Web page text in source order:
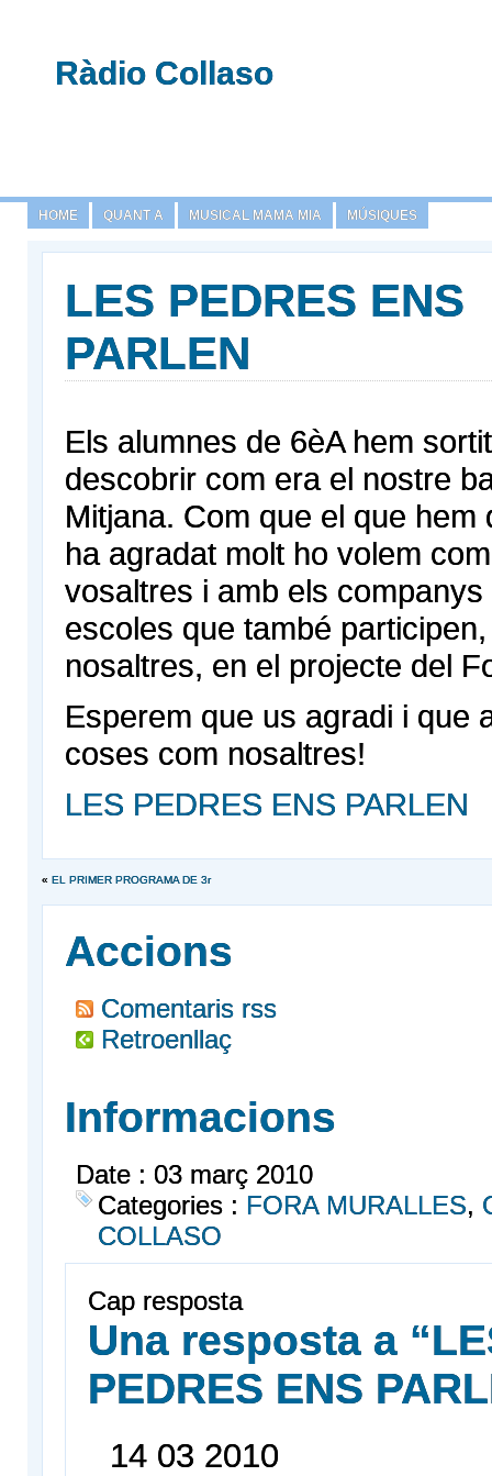
Ràdio Collaso
HOME QUANT A MUSICAL MAMA MIA MÚSIQUES
LES PEDRES ENS
PARLEN
Els alumnes de 6èA hem
descobrir com era el nostre
Mitjana. Com que el que hem
ha agradat molt ho volem
vosaltres i amb els companys
escoles que també
nosaltres, en el projecte del
Esperem que us agradi i que
coses com nosaltres!
LES PEDRES ENS PARLEN
« EL PRIMER PROGRAMA DE 3r
Accions
Comentaris rss
Retroenllaç
Informacions
Date : 03 març 2010
Categories : FORA MURALLES,
COLLASO
Cap resposta
Una resposta a
PEDRES ENS
14 03 2010